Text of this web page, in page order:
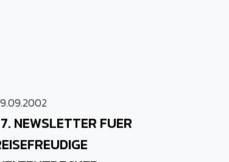
NEWSLETTER FUER